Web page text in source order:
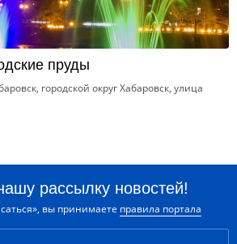
пруды
городской округ Хабаровск, улица
рассылку новостей!
вы принимаете правила портала